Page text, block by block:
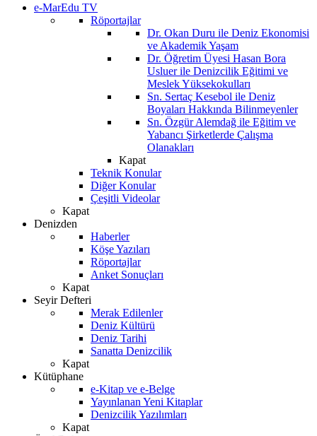
e-MarEdu TV
Röportajlar
Dr. Okan Duru ile Deniz Ekonomisi
ve Akademik Yaşam
Dr. Öğretim Üyesi Hasan Bora
Usluer ile Denizcilik Eğitimi ve
Meslek Yüksekokulları
Sn. Sertaç Kesebol ile Deniz
Boyaları Hakkında Bilinmeyenler
Sn. Özgür Alemdağ ile Eğitim ve
Yabancı Şirketlerde Çalışma
Olanakları
Kapat
Teknik Konular
Diğer Konular
Çeşitli Videolar
Kapat
Denizden
Haberler
Köşe Yazıları
Röportajlar
Anket Sonuçları
Kapat
Seyir Defteri
Merak Edilenler
Deniz Kültürü
Deniz Tarihi
Sanatta Denizcilik
Kapat
Kütüphane
e-Kitap ve e-Belge
Yayınlanan Yeni Kitaplar
Denizcilik Yazılımları
Kapat